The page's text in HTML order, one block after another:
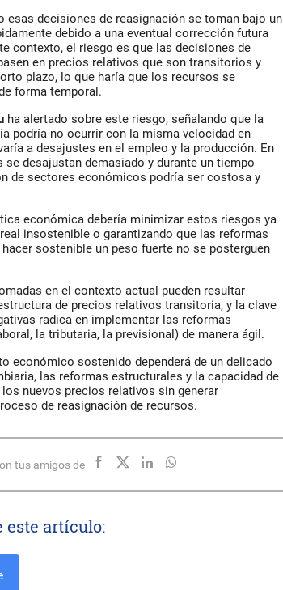
esas decisiones de reasignación se toman bajo un
debido a una eventual corrección futura
contexto, el riesgo es que las decisiones de
en precios relativos que son transitorios y
plazo, lo que haría que los recursos se
forma temporal.
ha alertado sobre este riesgo, señalando que la
podría no ocurrir con la misma velocidad en
a desajustes en el empleo y la producción. En
desajustan demasiado y durante un tiempo
de sectores económicos podría ser costosa y
económica debería minimizar estos riesgos ya
insostenible o garantizando que las reformas
sostenible un peso fuerte no se posterguen
en el contexto actual pueden resultar
de precios relativos transitoria, y la clave
radica en implementar las reformas
la tributaria, la previsional) de manera ágil.
económico sostenido dependerá de un delicado
las reformas estructurales y la capacidad de
nuevos precios relativos sin generar
de reasignación de recursos.
tus amigos de
este artículo: